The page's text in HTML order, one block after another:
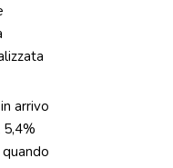
arrivo